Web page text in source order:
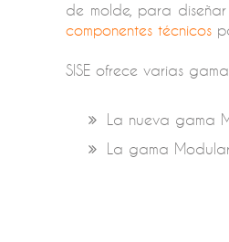
de molde, para
componentes técnicos
SISE ofrece varias
La nueva gama
La gama